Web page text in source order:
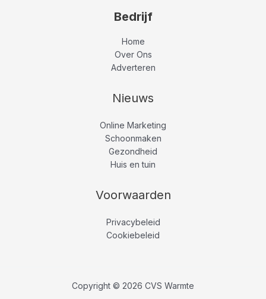
Bedrijf
Home
Over Ons
Adverteren
Nieuws
Online Marketing
Schoonmaken
Gezondheid
Huis en tuin
Voorwaarden
Privacybeleid
Cookiebeleid
Copyright © 2026 CVS Warmte